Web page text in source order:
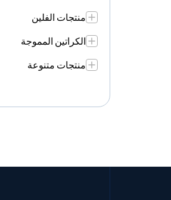
منتجات الفلين
الكراتين المموجة
منتجات متنوعة